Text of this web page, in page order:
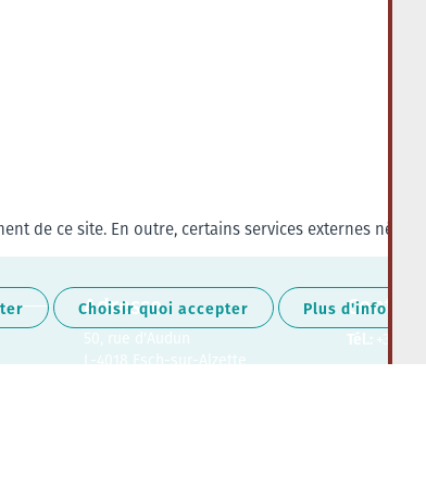
Adresse
50, rue d'Audun
L-4018 Esch-sur-Alzette
Contact
Tél.: +352
de ce site. En outre, certains services externes
Choisir quoi accepter Plus